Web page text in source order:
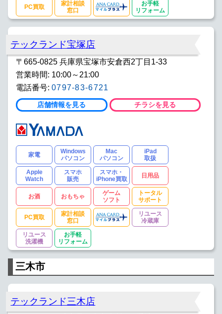
PC買取
家計相談
窓口
お手軽
リフォーム
テックランド宝塚店
〒665-0825 兵庫県宝塚市安倉西2丁目1-33
営業時間: 10:00～21:00
電話番号: 0797-83-6721
店舗情報を見る チラシを見る
家電
Windows
パソコン
Mac
パソコン
iPad
取扱
Apple
Watch
スマホ
販売
スマホ・
iPhone買取
日用品
お酒 おもちゃ
ゲーム
ソフト
トータル
サポート
PC買取
家計相談
窓口
リユース
冷蔵庫
リユース
洗濯機
お手軽
リフォーム
三木市
テックランド三木店